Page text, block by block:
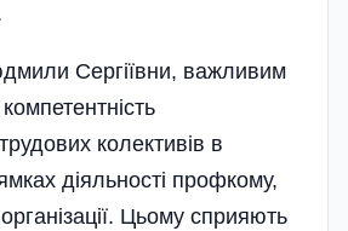
Сергіївни, важливим
колекти­вів в
діяльності профкому,
Цьому сприяють